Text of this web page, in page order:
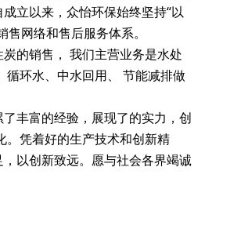
立以来，众怡环保始终坚持“以
网络和售后服务体系。
的销售， 我们主营业务是水处
环水、中水回用、 节能减排做
丰富的经验，展现了的实力，创
。凭着好的生产技术和创新精
以创新致远。愿与社会各界竭诚